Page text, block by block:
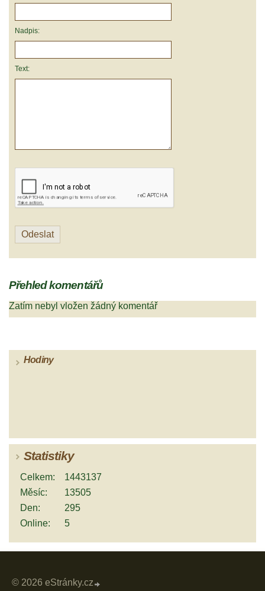
Nadpis:
Text:
Přehled komentářů
Zatím nebyl vložen žádný komentář
Hodiny
Statistiky
Online: 5
Celkem:
1443137
Měsíc:
13505
Den:
295
© 2026 eStránky.cz